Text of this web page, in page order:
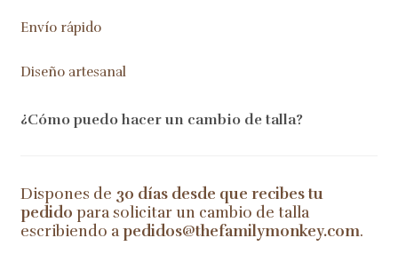
Envío rápido
Diseño artesanal
¿Cómo puedo hacer un cambio de talla?
Dispones de 30 días desde que recibes tu
pedido para solicitar un cambio de talla
escribiendo apedidos@thefamilymonkey.com.